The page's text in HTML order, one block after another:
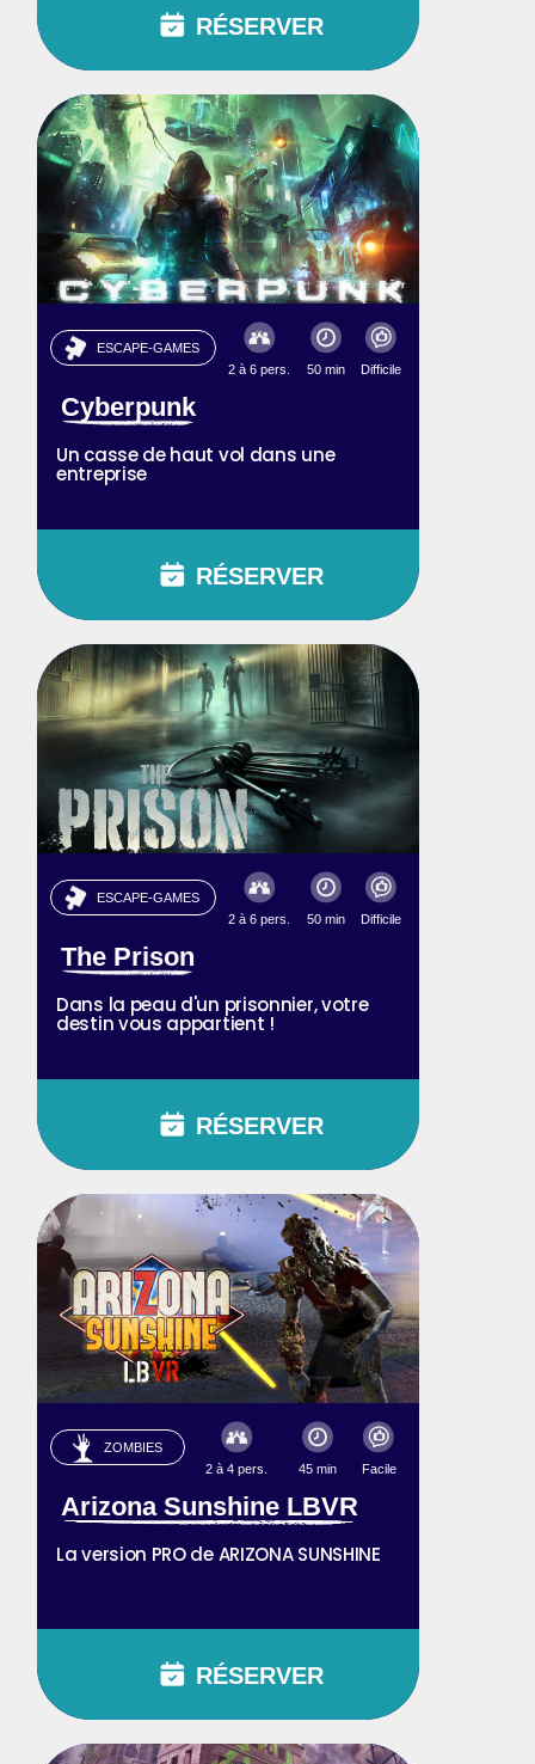
RÉSERVER
ESCAPE-GAMES
2 à 6 pers.
50 min Difficile
Cyberpunk
Un casse de haut vol dans une
entreprise
RÉSERVER
ESCAPE-GAMES
2 à 6 pers.
50 min Difficile
The Prison
Dans la peau d'un prisonnier, votre
destin vous appartient !
RÉSERVER
ZOMBIES
2 à 4 pers.
45 min Facile
Arizona Sunshine LBVR
La version PRO de ARIZONA SUNSHINE
RÉSERVER